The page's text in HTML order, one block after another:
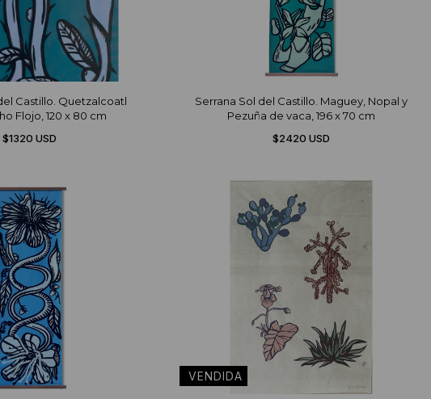
Castillo. Quetzalcoatl
Flojo, 120 x 80 cm
$1320 USD
Serrana Sol del Castillo. Maguey, Nopal y
Pezuña de vaca, 196 x 70 cm
$2420 USD